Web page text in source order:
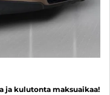
ja kulutonta maksuaikaa!